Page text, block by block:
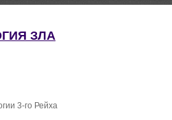
ЗЛА
3-го Рейха